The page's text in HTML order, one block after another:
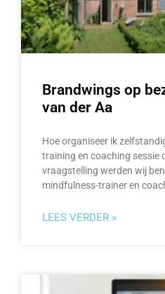
Brandwings op
van der Aa
Hoe organiseer ik
training en coaching sessie
vraagstelling werden wij
mindfulness-trainer en
LEES VERDER »